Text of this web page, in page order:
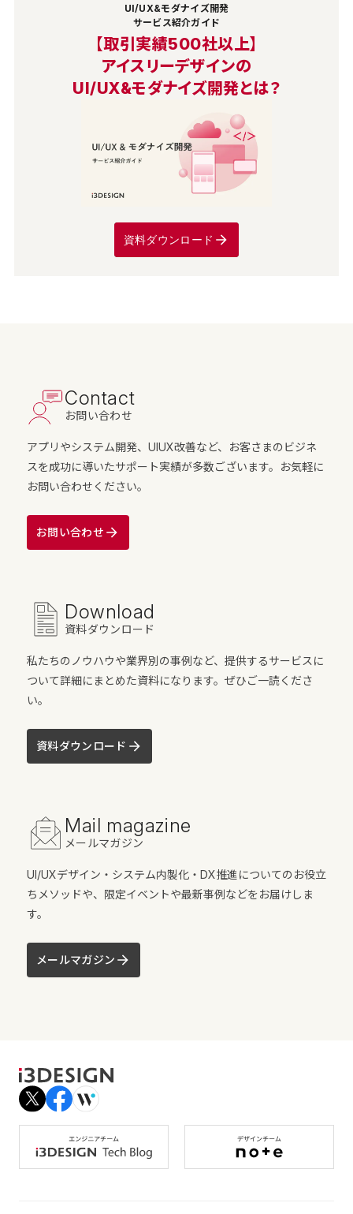
UI/UX&モダナイズ開発
サービス紹介ガイド
【取引実績500社以上】
アイスリーデザインの
UI/UX&モダナイズ開発とは？
資料ダウンロード
Contact
お問い合わせ
アプリやシステム開発、UIUX改善など、お客さまのビジネ
スを成功に導いたサポート実績が多数ございます。お気軽に
お問い合わせください。
お問い合わせ
Download
資料ダウンロード
私たちのノウハウや業界別の事例など、提供するサービスに
ついて詳細にまとめた資料になります。ぜひご一読くださ
い。
資料ダウンロード
Mail magazine
メールマガジン
UI/UXデザイン・システム内製化・DX推進についてのお役立
ちメソッドや、限定イベントや最新事例などをお届けしま
す。
メールマガジン